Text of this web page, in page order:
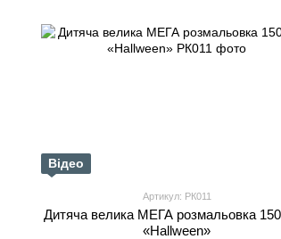
Відео
Артикул: РК011
Дитяча велика МЕГА розмальовка
«Hallween»